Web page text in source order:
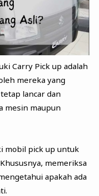
Carry Pick up adalah
mereka yang
lancar dan
mesin maupun
mobil pick up untuk
memeriksa
apakah ada